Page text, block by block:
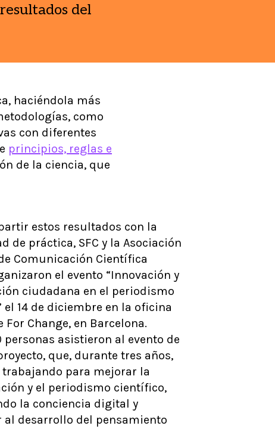
del
haciéndola más
como
con diferentes
principios, reglas e
de la ciencia, que
estos resultados con la
de práctica, SFC y la Asociación
Comunicación Científica
el evento “Innovación y
ciudadana en el periodismo
el 14 de diciembre en la oficina
For Change, en Barcelona.
personas asistieron al evento de
que, durante tres años,
trabajando para mejorar la
y el periodismo científico,
la conciencia digital y
desarrollo del pensamiento